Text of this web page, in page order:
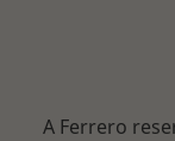
A Ferrero